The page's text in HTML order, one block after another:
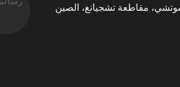
مقاطعة تشجيانغ، الصين